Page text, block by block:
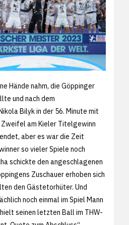
Hände nahm, die Göppinger
und nach dem
Bilyk in der 56. Minute mit
am Kieler Titelgewinn
aber es war die Zeit
so vieler Spiele noch
schickte den angeschlagenen
Zuschauer erhoben sich
den Gästetorhüter. Und
noch einmal im Spiel Mann
seinen letzten Ball im THW-